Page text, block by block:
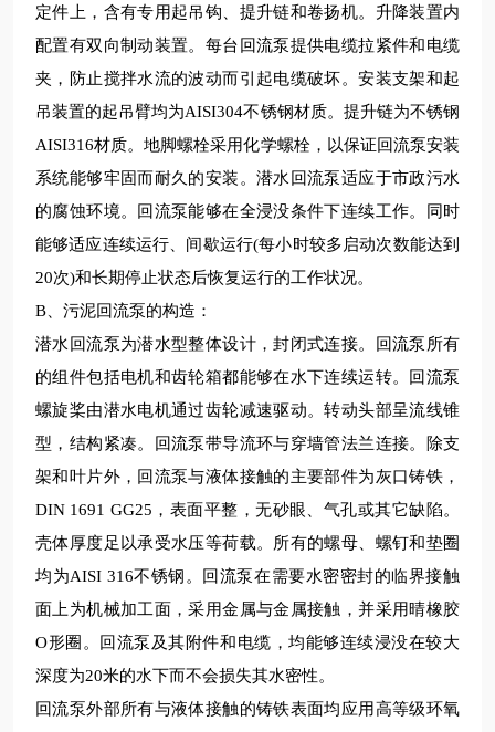
定件上，含有专用起吊钩、提升链和卷扬机。升降装置内
配置有双向制动装置。每台回流泵提供电缆拉紧件和电缆
夹，防止搅拌水流的波动而引起电缆破坏。安装支架和起
吊装置的起吊臂均为AISI304不锈钢材质。提升链为不锈钢
AISI316材质。地脚螺栓采用化学螺栓，以保证回流泵安装
系统能够牢固而耐久的安装。潜水回流泵适应于市政污水
的腐蚀环境。回流泵能够在全浸没条件下连续工作。同时
能够适应连续运行、间歇运行(每小时较多启动次数能达到
20次)和长期停止状态后恢复运行的工作状况。
B
污泥回流泵的构造：
潜水回流泵为潜水型整体设计，封闭式连接。回流泵所有
的组件包括电机和齿轮箱都能够在水下连续运转。回流泵
螺旋桨由潜水电机通过齿轮减速驱动。转动头部呈流线锥
型，结构紧凑。回流泵带导流环与穿墙管法兰连接。除支
架和叶片外，回流泵与液体接触的主要部件为灰口铸铁，
DIN 1691 GG25 ，表面平整，无砂眼、气孔或其它缺陷。
壳体厚度足以承受水压等荷载。所有的螺母、螺钉和垫圈
均为AISI 316不锈钢。回流泵在需要水密密封的临界接触
面上为机械加工面，采用金属与金属接触，并采用晴橡胶
O形圈。回流泵及其附件和电缆，均能够连续浸没在较大
深度为20米的水下而不会损失其水密性。
回流泵外部所有与液体接触的铸铁表面均应用高等级环氧